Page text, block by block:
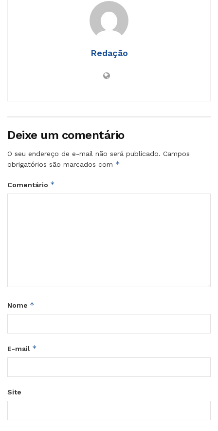
Redação
Deixe um comentário
O seu endereço de e-mail não será publicado. Campos
obrigatórios são marcados com *
Comentário *
Nome *
E-mail *
Site